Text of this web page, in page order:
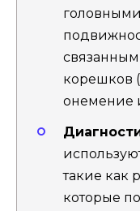
корешков
онемение
такие как
которые